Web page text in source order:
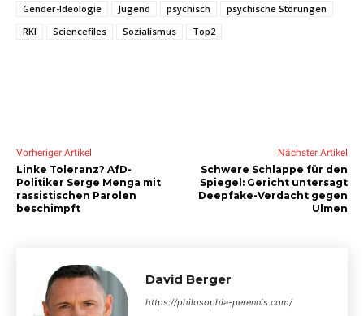
Gender-Ideologie
Jugend psychisch
psychische Störungen
RKI
Sciencefiles Sozialismus Top2
Vorheriger Artikel
Linke Toleranz? AfD-
Politiker Serge Menga mit
rassistischen Parolen
beschimpft
Nächster Artikel
Schwere Schlappe für den
Spiegel: Gericht untersagt
Deepfake-Verdacht gegen
Ulmen
David Berger
https://philosophia-perennis.com/